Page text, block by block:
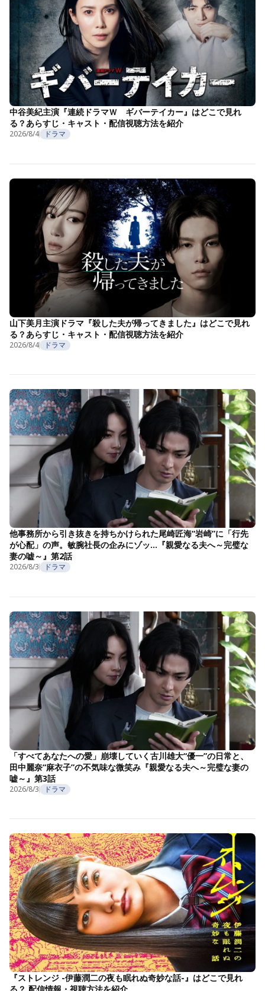
中谷美紀主演『連続ドラマＷ ギバーテイカー』はどこで見れ
る？あらすじ・キャスト・配信視聴方法を紹介
2026/8/4 ドラマ
山下美月主演ドラマ『殺した夫が帰ってきました』はどこで見れ
る？あらすじ・キャスト・配信視聴方法を紹介
2026/8/4 ドラマ
他事務所から引き抜きを持ちかけられた尾崎匠海“岩崎”に「行先
が心配」の声。敏腕社長の企みにゾッ…『親愛なる夫へ～完璧な
妻の嘘～』第2話
2026/8/3 ドラマ
「すべてあなたへの愛」崩壊していく古川雄大“優一”の日常と、
田中麗奈“麻衣子”の不気味な微笑み『親愛なる夫へ～完璧な妻の
嘘～』第3話
2026/8/3 ドラマ
『ストレンジ -伊藤潤二の夜も眠れぬ奇妙な話-』はどこで見れ